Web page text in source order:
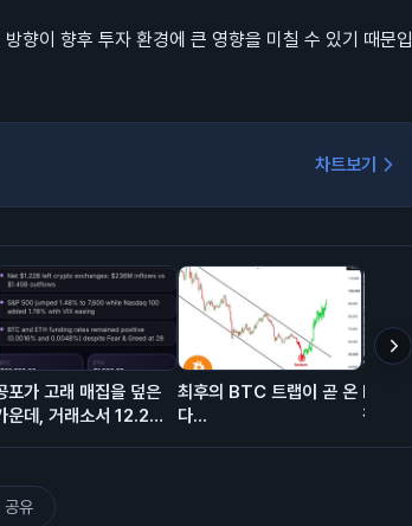
향이 향후 투자 환경에 큰 영향을 미칠 수 있기 때문입
차트보기
포가 고래 매집을 덮은
운데, 거래소서 12.2억
최후의 BTC 트랩이 곧 온
다...
ETH/
찍었다
공유